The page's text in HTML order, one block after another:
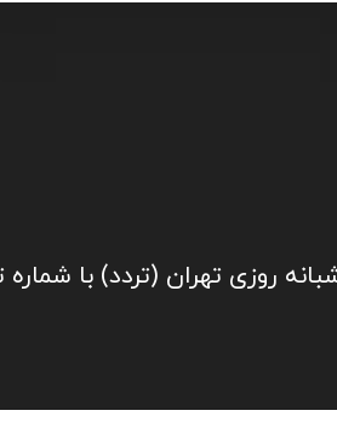
(تردد) با شماره تلفن 09219671022 تماس